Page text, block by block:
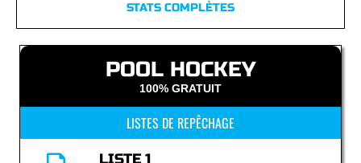
STATS COMPLÈTES
POOL HOCKEY
100% GRATUIT
LISTES DE REPÊCHAGE
LISTE 1